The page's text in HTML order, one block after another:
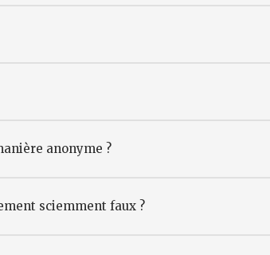
anonyme ?
sciemment faux ?